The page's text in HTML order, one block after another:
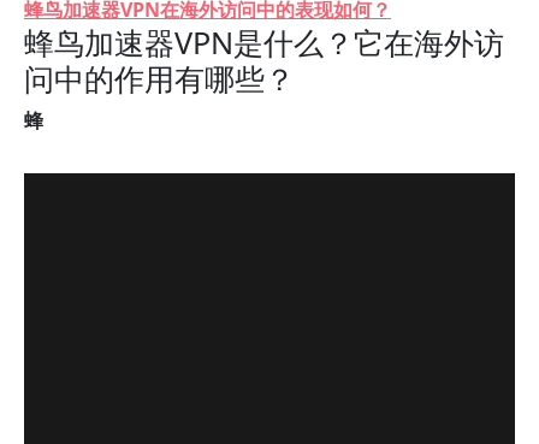
蜂鸟加速器VPN在海外访问中的表现如何？
蜂鸟加速器VPN是什么？它在海外访
问中的作用有哪些？
蜂